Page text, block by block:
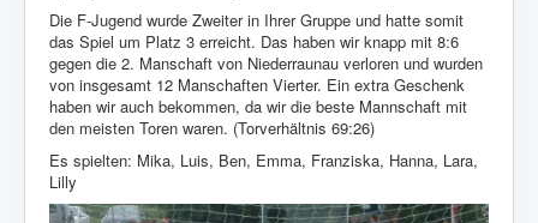
Die F-Jugend wurde Zweiter in Ihrer Gruppe und hatte somit
das Spiel um Platz 3 erreicht. Das haben wir knapp mit 8:6
gegen die 2. Manschaft von Niederraunau verloren und wurden
von insgesamt 12 Manschaften Vierter. Ein extra Geschenk
haben wir auch bekommen, da wir die beste Mannschaft mit
den meisten Toren waren. (Torverhältnis 69:26)
Es spielten: Mika, Luis, Ben, Emma, Franziska, Hanna, Lara,
Lilly